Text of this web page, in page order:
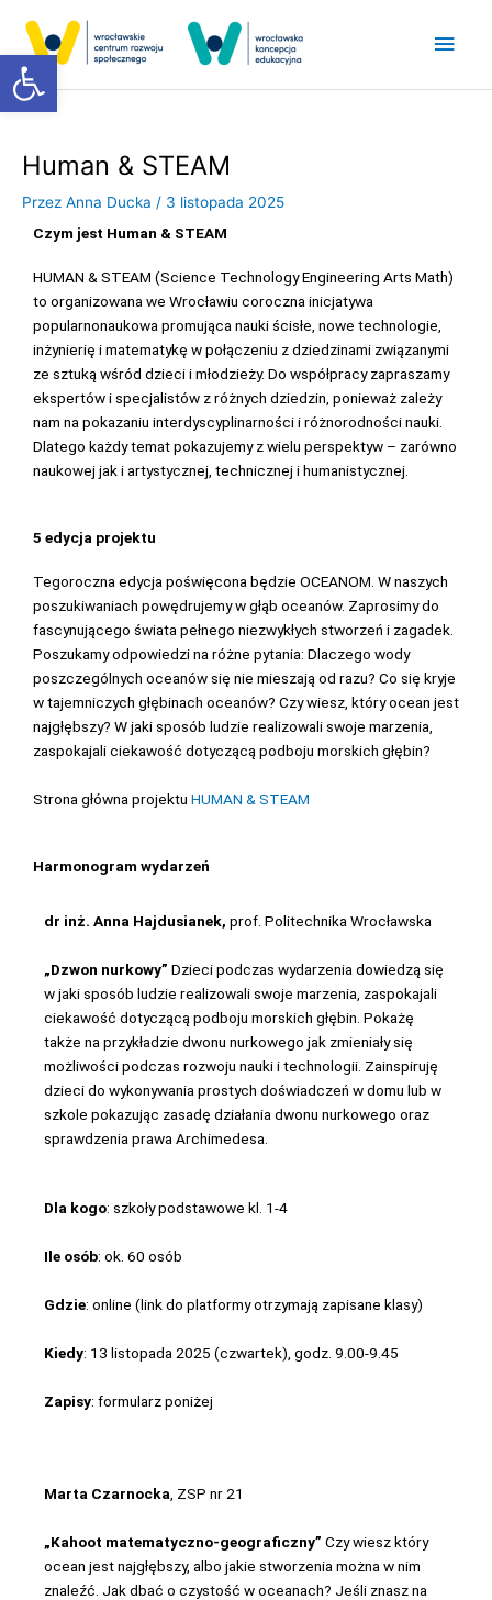
Otwórz pasek narzędzi
treści
Human & STEAM
Przez Anna Ducka / 3 listopada 2025
Czym jest Human & STEAM
HUMAN & STEAM (Science Technology Engineering Arts Math)
to organizowana we Wrocławiu coroczna inicjatywa
popularnonaukowa promująca nauki ścisłe, nowe technologie,
inżynierię i matematykę w połączeniu z dziedzinami związanymi
ze sztuką wśród dzieci i młodzieży. Do współpracy zapraszamy
ekspertów i specjalistów z różnych dziedzin, ponieważ zależy
nam na pokazaniu interdyscyplinarności i różnorodności nauki.
Dlatego każdy temat pokazujemy z wielu perspektyw – zarówno
naukowej jak i artystycznej, technicznej i humanistycznej.
5 edycja projektu
Tegoroczna edycja poświęcona będzie OCEANOM. W naszych
poszukiwaniach powędrujemy w głąb oceanów. Zaprosimy do
fascynującego świata pełnego niezwykłych stworzeń i zagadek.
Poszukamy odpowiedzi na różne pytania: Dlaczego wody
poszczególnych oceanów się nie mieszają od razu? Co się kryje
w tajemniczych głębinach oceanów? Czy wiesz, który ocean jest
najgłębszy? W jaki sposób ludzie realizowali swoje marzenia,
zaspokajali ciekawość dotyczącą podboju morskich głębin?
Strona główna projektu HUMAN & STEAM
Harmonogram wydarzeń
dr inż. Anna Hajdusianek, prof. Politechnika Wrocławska
„Dzwon nurkowy” Dzieci podczas wydarzenia dowiedzą się
w jaki sposób ludzie realizowali swoje marzenia, zaspokajali
ciekawość dotyczącą podboju morskich głębin. Pokażę
także na przykładzie dwonu nurkowego jak zmieniały się
możliwości podczas rozwoju nauki i technologii. Zainspiruję
dzieci do wykonywania prostych doświadczeń w domu lub w
szkole pokazując zasadę działania dwonu nurkowego oraz
sprawdzenia prawa Archimedesa.
Dla kogo: szkoły podstawowe kl. 1-4
Ile osób: ok. 60 osób
Gdzie: online (link do platformy otrzymają zapisane klasy)
Kiedy: 13 listopada 2025 (czwartek), godz. 9.00-9.45
Zapisy: formularz poniżej
Marta Czarnocka , ZSP nr 21
„Kahoot matematyczno-geograficzny” Czy wiesz który
ocean jest najgłębszy, albo jakie stworzenia można w nim
znaleźć. Jak dbać o czystość w oceanach? Jeśli znasz na